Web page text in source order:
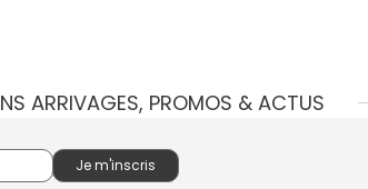
ARRIVAGES, PROMOS & ACTUS